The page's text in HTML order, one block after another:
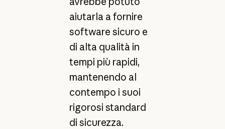
aiutarla a fornire
software sicuro e
di alta qualità in
tempi più rapidi,
mantenendo al
contempo i suoi
rigorosi standard
di sicurezza.